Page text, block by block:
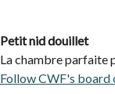
Petit nid douillet
La chambre parfaite
Follow CWF's board